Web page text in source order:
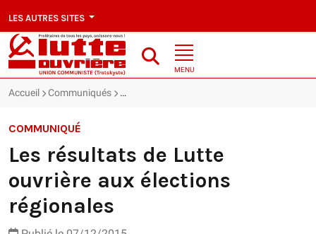
LES AUTRES SITES
MENU
Accueil Communiqués Les résultats de Lutte ouvrière aux élections
COMMUNIQUÉ
Les résultats de Lutte
ouvrière aux élections
régionales